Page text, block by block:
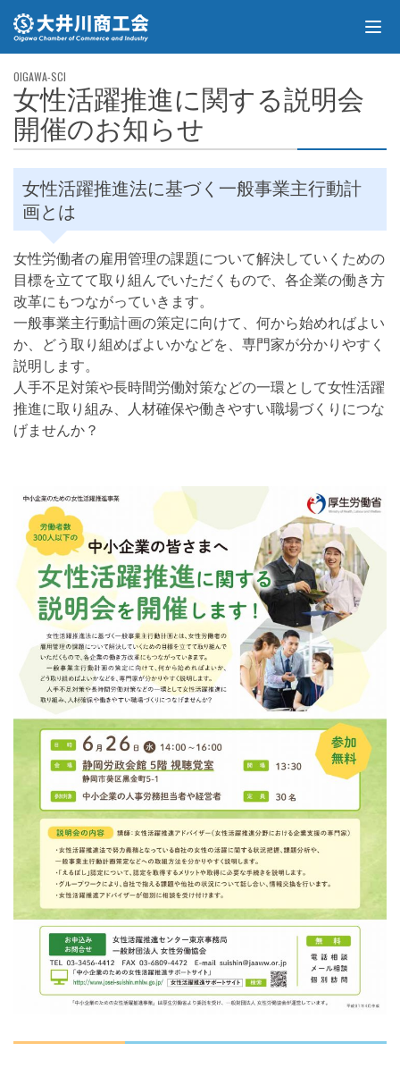
女性活躍推進に関する説明会
開催のお知らせ
女性活躍推進法に基づく一般事業主行動計
画とは
女性労働者の雇用管理の課題について解決していくための
目標を立てて取り組んでいただくもので、各企業の働き方
改革にもつながっていきます。
一般事業主行動計画の策定に向けて、何から始めればよい
か、どう取り組めばよいかなどを、専門家が分かりやすく
説明します。
人手不足対策や長時間労働対策などの一環として女性活躍
推進に取り組み、人材確保や働きやすい職場づくりにつな
げませんか？